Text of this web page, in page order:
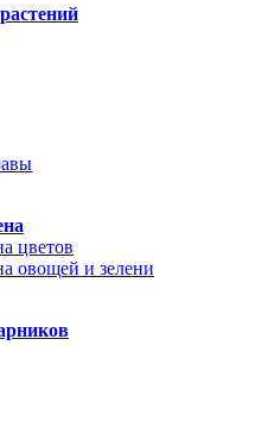
цветов
овощей и зелени